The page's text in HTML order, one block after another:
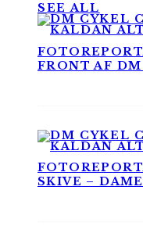
SEE ALL
FRONT AF
SKIVE –